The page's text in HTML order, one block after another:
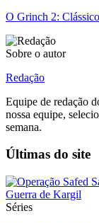
O Grinch 2:
Sobre o autor
Redação
Equipe de redação
nossa equipe,
semana.
Últimas do site
Séries